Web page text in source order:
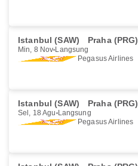
Istanbul (SAW) Praha (PRG)
Min, 8 Nov Langsung
Pegasus Airlines
Istanbul (SAW) Praha (PRG)
Sel, 18 Agu Langsung
Pegasus Airlines